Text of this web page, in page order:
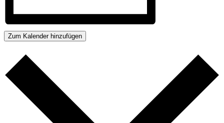
Zum Kalender hinzufügen